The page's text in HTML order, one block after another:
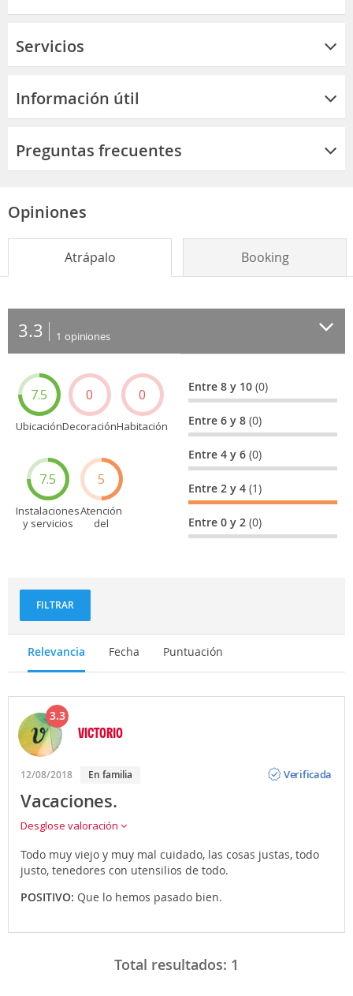
Servicios
Información útil
Preguntas frecuentes
Opiniones
Atrápalo Booking
3.3 1 opiniones
7.5
Ubicación
0
Decoración
0
Habitación
7.5
Instalaciones
y servicios
5
Atención
del
Entre 8 y 10(0)
Entre 6 y 8(0)
Entre 4 y 6(0)
Entre 2 y 4(1)
Entre 0 y 2(0)
FILTRAR
Relevancia Fecha Puntuación
3.3
VICTORIO
12/08/2018 En familia
Verificada
Vacaciones.
Desglose valoración
Todo muy viejo y muy mal cuidado, las cosas justas, todo
justo, tenedores con utensilios de todo.
POSITIVO: Que lo hemos pasado bien.
Total resultados: 1